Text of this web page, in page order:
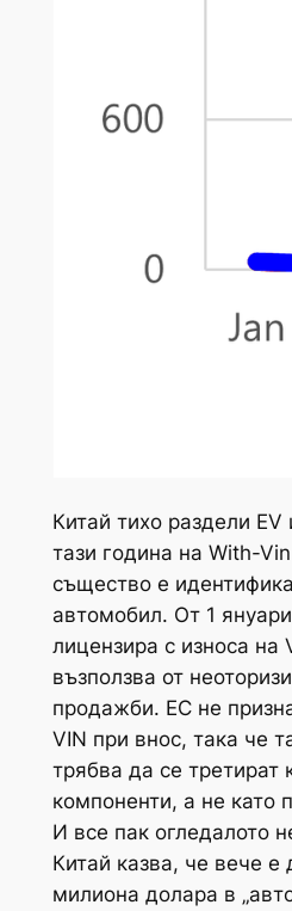
Китай тихо раздели EV
тази година на With-
същество е
автомобил. От 1
лицензира с износа на
възползва от
продажби. ЕС не
VIN при внос, така че
трябва да се третират
компоненти, а не като
И все пак огледалото
Китай казва, че вече е
милиона долара в